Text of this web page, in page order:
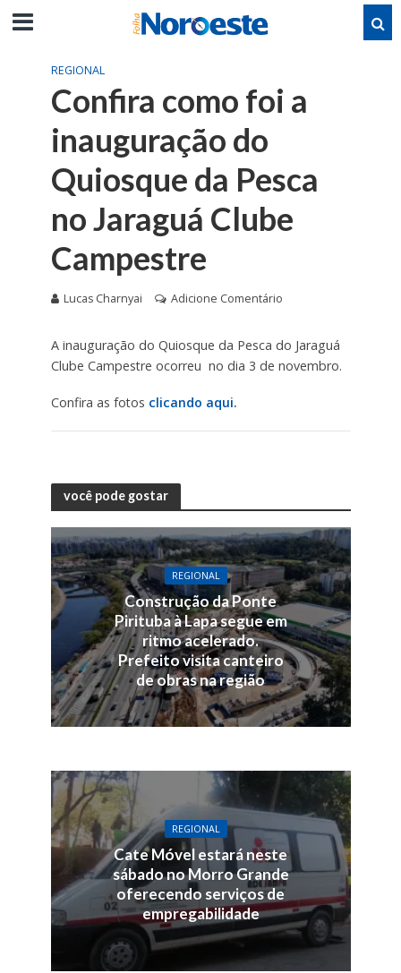
REGIONAL
Confira como foi a
inauguração do
Quiosque da Pesca
no Jaraguá Clube
Campestre
Lucas Charnyai Adicione Comentário
A inauguração do Quiosque da Pesca do Jaraguá
Clube Campestre ocorreu no dia 3 de novembro.
Confira as fotos clicando aqui.
você pode gostar
REGIONAL
Construção da Ponte
Pirituba à Lapa segue em
ritmo acelerado.
Prefeito visita canteiro
de obras na região
REGIONAL
Cate Móvel estará neste
sábado no Morro Grande
oferecendo serviços de
empregabilidade